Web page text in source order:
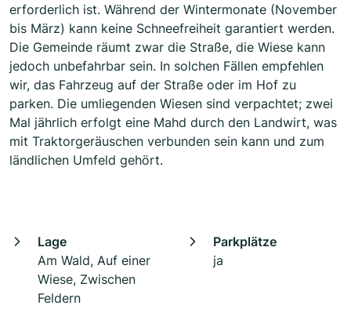
erforderlich ist. Während der Wintermonate (November
bis März) kann keine Schneefreiheit garantiert werden.
Die Gemeinde räumt zwar die Straße, die Wiese kann
jedoch unbefahrbar sein. In solchen Fällen empfehlen
wir, das Fahrzeug auf der Straße oder im Hof zu
parken. Die umliegenden Wiesen sind verpachtet; zwei
Mal jährlich erfolgt eine Mahd durch den Landwirt, was
mit Traktorgeräuschen verbunden sein kann und zum
ländlichen Umfeld gehört.
Lage
Am Wald, Auf einer
Wiese, Zwischen
Feldern
Parkplätze
ja